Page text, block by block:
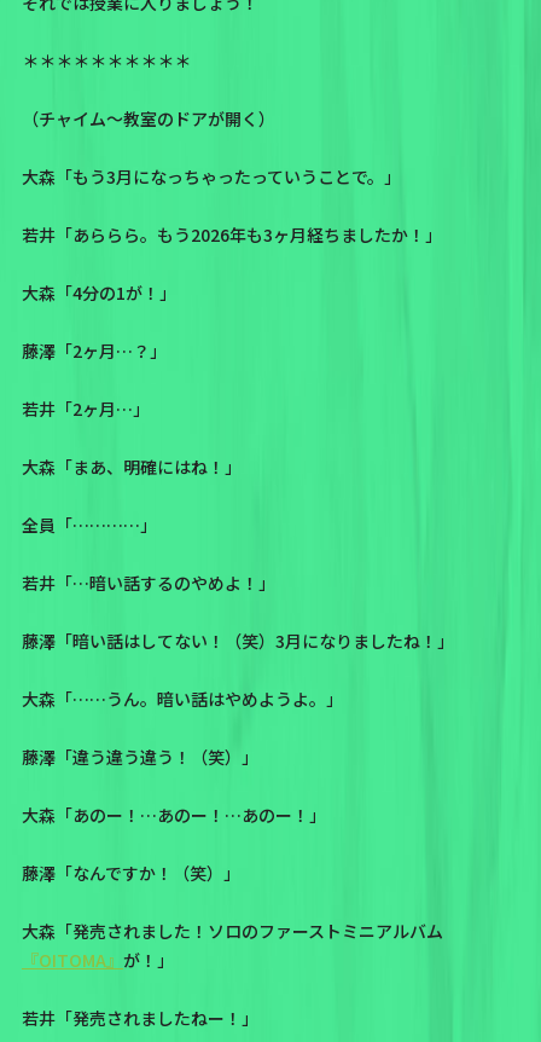
＊＊＊＊＊＊＊＊＊＊
（チャイム～教室のドアが開く）
大森「もう3月になっちゃったっていうことで。」
若井「あららら。もう2026年も3ヶ月経ちましたか！」
大森「4分の1が！」
藤澤「2ヶ月…？」
若井「2ヶ月…」
大森「まあ、明確にはね！」
全員「…………」
若井「…暗い話するのやめよ！」
藤澤「暗い話はしてない！（笑）3月になりましたね！」
大森「……うん。暗い話はやめようよ。」
藤澤「違う違う違う！（笑）」
大森「あのー！…あのー！…あのー！」
藤澤「なんですか！（笑）」
大森「発売されました！ソロのファーストミニアルバム
『OITOMA』 が！」
若井「発売されましたねー！」